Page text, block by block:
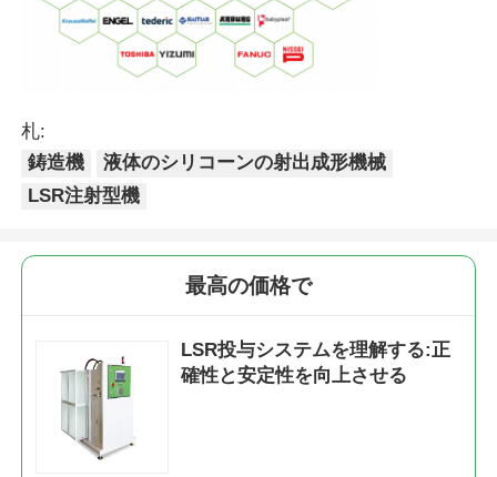
液体シリコンゴム注射型
液体のシリコーンの鋳造物
シリコンゴムの注射型
札:
鋳造機
液体のシリコーンの射出成形機械
LSR注射型機
最高の価格で
LSR投与システムを理解する:正
確性と安定性を向上させる